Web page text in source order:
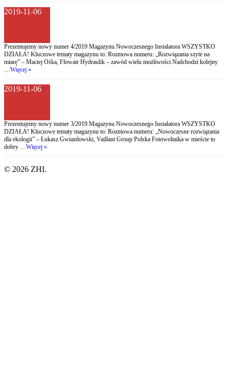
2019-11-06
Prezentujemy nowy numer 4/2019 Magazynu Nowoczesnego Instalatora WSZYSTKO
DZIAŁA! Kluczowe tematy magazynu to: Rozmowa numeru: „Rozwiązania szyte na
miarę” – Maciej Ośka, Flowair Hydraulik – zawód wielu możliwości Nadchodzi kolejny
…Więcej »
2019-11-06
Prezentujemy nowy numer 3/2019 Magazynu Nowoczesnego Instalatora WSZYSTKO
DZIAŁA! Kluczowe tematy magazynu to: Rozmowa numeru: „Nowoczesne rozwiązania
dla ekologii” – Łukasz Gwiazdowski, Vaillant Group Polska Fotowoltaika w mieście to
dobry …Więcej »
© 2026 ZHI.